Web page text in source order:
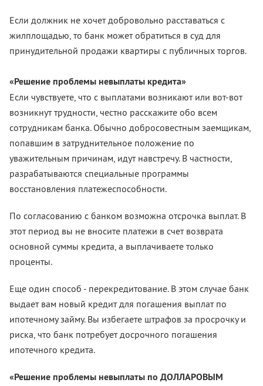
Если должник не хочет добровольно расставаться с
жилплощадью, то банк может обратиться в суд для
принудительной продажи квартиры с публичных торгов.
«Решение проблемы невыплаты кредита»
Если чувствуете, что с выплатами возникают или вот-вот
возникнут трудности, честно расскажите обо всем
сотрудникам банка. Обычно добросовестным заемщикам,
попавшим в затруднительное положение по
уважительным причинам, идут навстречу. В частности,
разрабатываются специальные программы
восстановления платежеспособности.
По согласованию с банком возможна отсрочка выплат. В
этот период вы не вносите платежи в счет возврата
основной суммы кредита, а выплачиваете только
проценты.
Еще один способ - перекредитование. В этом случае банк
выдает вам новый кредит для погашения выплат по
ипотечному займу. Вы избегаете штрафов за просрочку и
риска, что банк потребует досрочного погашения
ипотечного кредита.
«Решение проблемы невыплаты по ДОЛЛАРОВЫМ